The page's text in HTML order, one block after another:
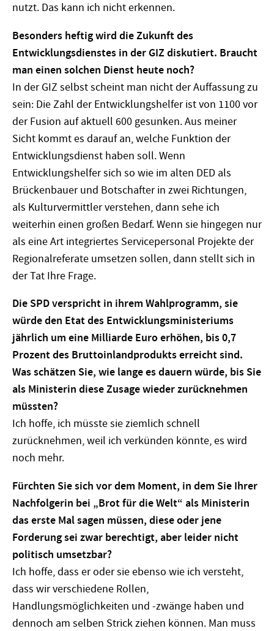
nutzt. Das kann ich nicht erkennen.
Besonders heftig wird die Zukunft des
Entwicklungsdienstes in der GIZ diskutiert. Braucht
man einen solchen Dienst heute noch?
In der GIZ selbst scheint man nicht der Auffassung zu
sein: Die Zahl der Entwicklungshelfer ist von 1100 vor
der Fusion auf aktuell 600 gesunken. Aus meiner
Sicht kommt es darauf an, welche Funktion der
Entwicklungsdienst haben soll. Wenn
Entwicklungshelfer sich so wie im alten DED als
Brückenbauer und Botschafter in zwei Richtungen,
als Kulturvermittler verstehen, dann sehe ich
weiterhin einen großen Bedarf. Wenn sie hingegen nur
als eine Art integriertes Servicepersonal Projekte der
Regionalreferate umsetzen sollen, dann stellt sich in
der Tat Ihre Frage.
Die SPD verspricht in ihrem Wahlprogramm, sie
würde den Etat des Entwicklungsministeriums
jährlich um eine Milliarde Euro erhöhen, bis 0,7
Prozent des Bruttoinlandprodukts erreicht sind.
Was schätzen Sie, wie lange es dauern würde, bis Sie
als Ministerin diese Zusage wieder zurücknehmen
müssten?
Ich hoffe, ich müsste sie ziemlich schnell
zurücknehmen, weil ich verkünden könnte, es wird
noch mehr.
Fürchten Sie sich vor dem Moment, in dem Sie Ihrer
Nachfolgerin bei „Brot für die Welt“ als Ministerin
das erste Mal sagen müssen, diese oder jene
Forderung sei zwar berechtigt, aber leider nicht
politisch umsetzbar?
Ich hoffe, dass er oder sie ebenso wie ich versteht,
dass wir verschiedene Rollen,
Handlungsmöglichkeiten und -zwänge haben und
dennoch am selben Strick ziehen können. Man muss